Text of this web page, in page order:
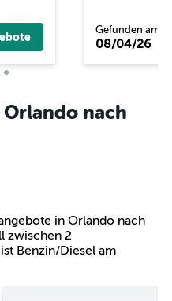
Gefunden am
08/04/26
nach
in Orlando nach
zwischen 2
Benzin/Diesel am